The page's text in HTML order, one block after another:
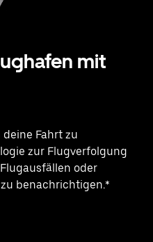
mit
Fahrt zu
zur Flugverfolgung
oder
benachrichtigen.*